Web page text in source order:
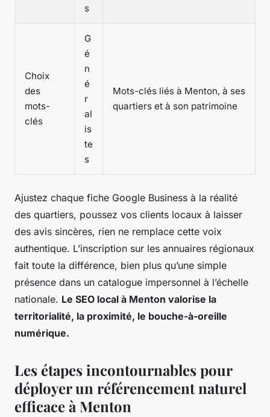
s
Choix
des
mots-
clés
G
é
n
é
r
al
is
te
s
Mots-clés liés à Menton, à ses
quartiers et à son patrimoine
Ajustez chaque fiche Google Business à la réalité
des quartiers, poussez vos clients locaux à laisser
des avis sincères, rien ne remplace cette voix
authentique. L’inscription sur les annuaires régionaux
fait toute la différence, bien plus qu’une simple
présence dans un catalogue impersonnel à l’échelle
nationale. Le SEO local à Menton valorise la
territorialité, la proximité, le bouche-à-oreille
numérique.
Les étapes incontournables pour
déployer un référencement naturel
efficace à Menton